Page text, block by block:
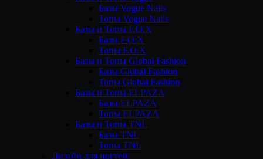
Базы Vogue Nails
Топы Vogue Nails
Базы и Топы F.O.X
Базы F.O.X
Топы F.O.X
Базы и Топы Global Fashion
Базы Global Fashion
Топы Global Fashion
Базы и Топы ELPAZA
Базы ELPAZA
Топы ELPAZA
Базы и Топы TNL
Базы TNL
Топы TNL
Дизайн для ногтей